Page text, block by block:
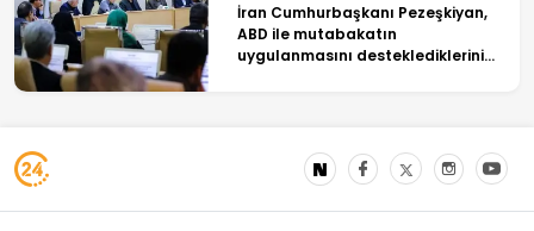
İran Cumhurbaşkanı Pezeşkiyan,
ABD ile mutabakatın
uygulanmasını desteklediklerini